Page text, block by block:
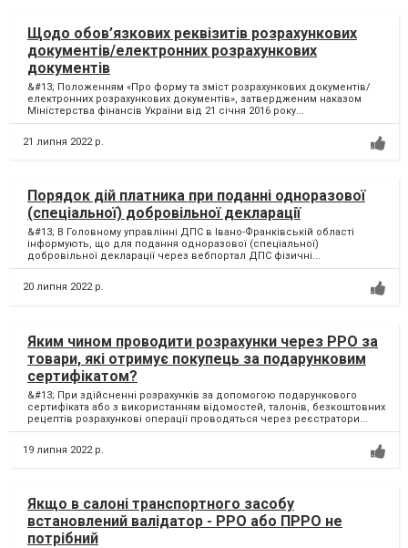
Щодо обов’язкових реквізитів розрахункових
документів/електронних розрахункових
документів
&#13; Положенням «Про форму та зміст розрахункових документів/
електронних розрахункових документів», затвердженим наказом
Міністерства фінансів України від 21 січня 2016 року...
21 липня 2022 р.
Порядок дій платника при поданні одноразової
(спеціальної) добровільної декларації
&#13; В Головному управлінні ДПС в Івано-Франківській області
інформують, що для подання одноразової (спеціальної)
добровільної декларації через вебпортал ДПС фізичні...
20 липня 2022 р.
Яким чином проводити розрахунки через РРО за
товари, які отримує покупець за подарунковим
сертифікатом?
&#13; При здійсненні розрахунків за допомогою подарункового
сертифіката або з використанням відомостей, талонів, безкоштовних
рецептів розрахункові операції проводяться через реєстратори...
19 липня 2022 р.
Якщо в салоні транспортного засобу
встановлений валідатор - РРО або ПРРО не
потрібний